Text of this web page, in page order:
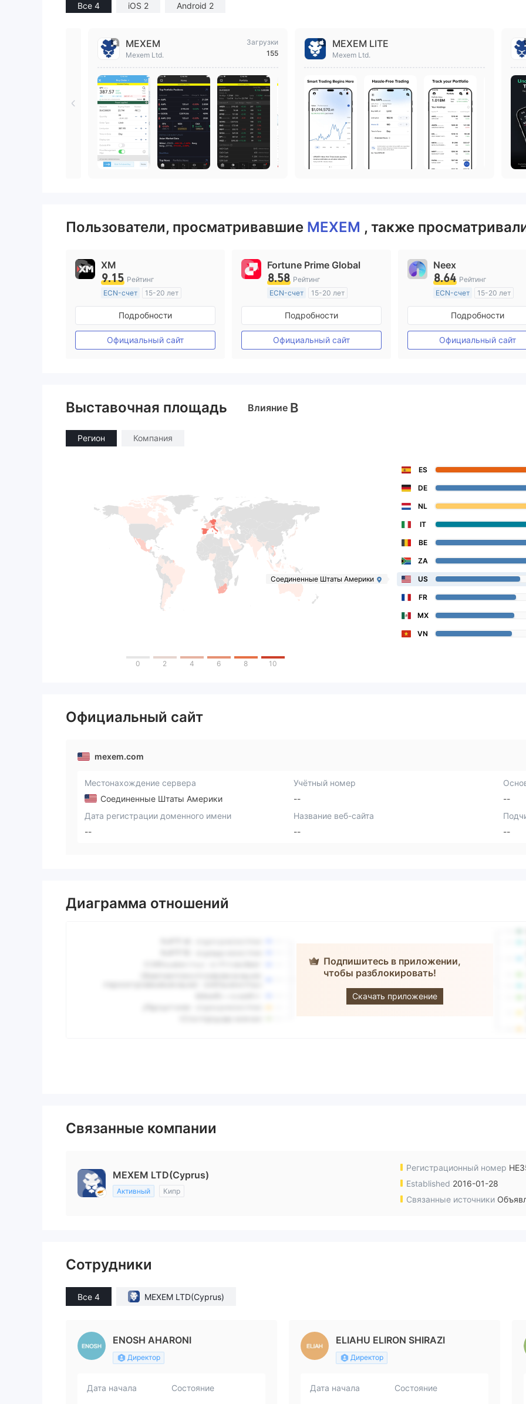
Все 4 iOS 2 Android 2
MEXEM
Mexem Ltd.
Загрузки
155
MEXEM LITE
Mexem Ltd.
Пользователи, просматривавшие MEXEM , также
XM
9.15 Рейтинг
ECN-счет
15-20 лет
Регулирование в Австралия
Маркет-Мейкинг (MM)
Основной стандарт MT4
Подробности
Официальный сайт
Fortune Prime Global
8.58 Рейтинг
ECN-счет
15-20 лет
Регулирование в Австралия
Маркет-Мейкинг (MM)
Основной стандарт MT4
Подробности
Официальный сайт
Neex
8.64 Рейтинг
ECN-счет
15-20 лет
Регулирование в
Маркет-Мейкинг (MM)
Основной стандарт MT4
Подробности
Официальный сайт
Выставочная площадь Влияние B
Регион Компания
0 2 4 6 8 10
ES
DE
NL
IT
BE
ZA
Соединенные Штаты Америки US
FR
MX
VN
Официальный сайт
mexem.com
Местонахождение сервера
Соединенные Штаты Америки
Учётный номер
--
--
Дата регистрации доменного имени
--
Название веб-сайта
--
--
Диаграмма отношений
Подпишитесь в приложении,
чтобы разблокировать!
Скачать приложение
MEXEM
Связанные компании
MEXEM LTD(Cyprus)
Активный Кипр
Регистрационный номер
Established 2016-01-28
Связанные источники
Сотрудники
Все 4 MEXEM LTD(Cyprus)
ENOSH AHARONI
Директор
Дата начала
Состояние
ELIAHU ELIRON SHIRAZI
Директор
Дата начала
Состояние